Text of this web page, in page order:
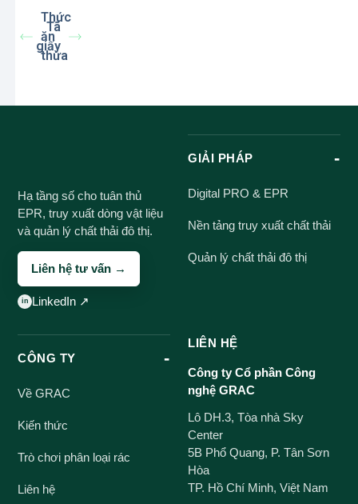
Thức
ăn
thừa
Tã
giấy
Hạ tầng số cho tuân thủ
EPR, truy xuất dòng vật liệu
và quản lý chất thải đô thị.
Liên hệ tư vấn →
LinkedIn ↗
GIẢI PHÁP
Digital PRO & EPR
Nền tảng truy xuất chất thải
Quản lý chất thải đô thị
CÔNG TY
Về GRAC
Kiến thức
Trò chơi phân loại rác
Liên hệ
LIÊN HỆ
Công ty Cổ phần Công
nghệ GRAC
Lô DH.3, Tòa nhà Sky
Center
5B Phổ Quang, P. Tân Sơn
Hòa
TP. Hồ Chí Minh, Việt Nam